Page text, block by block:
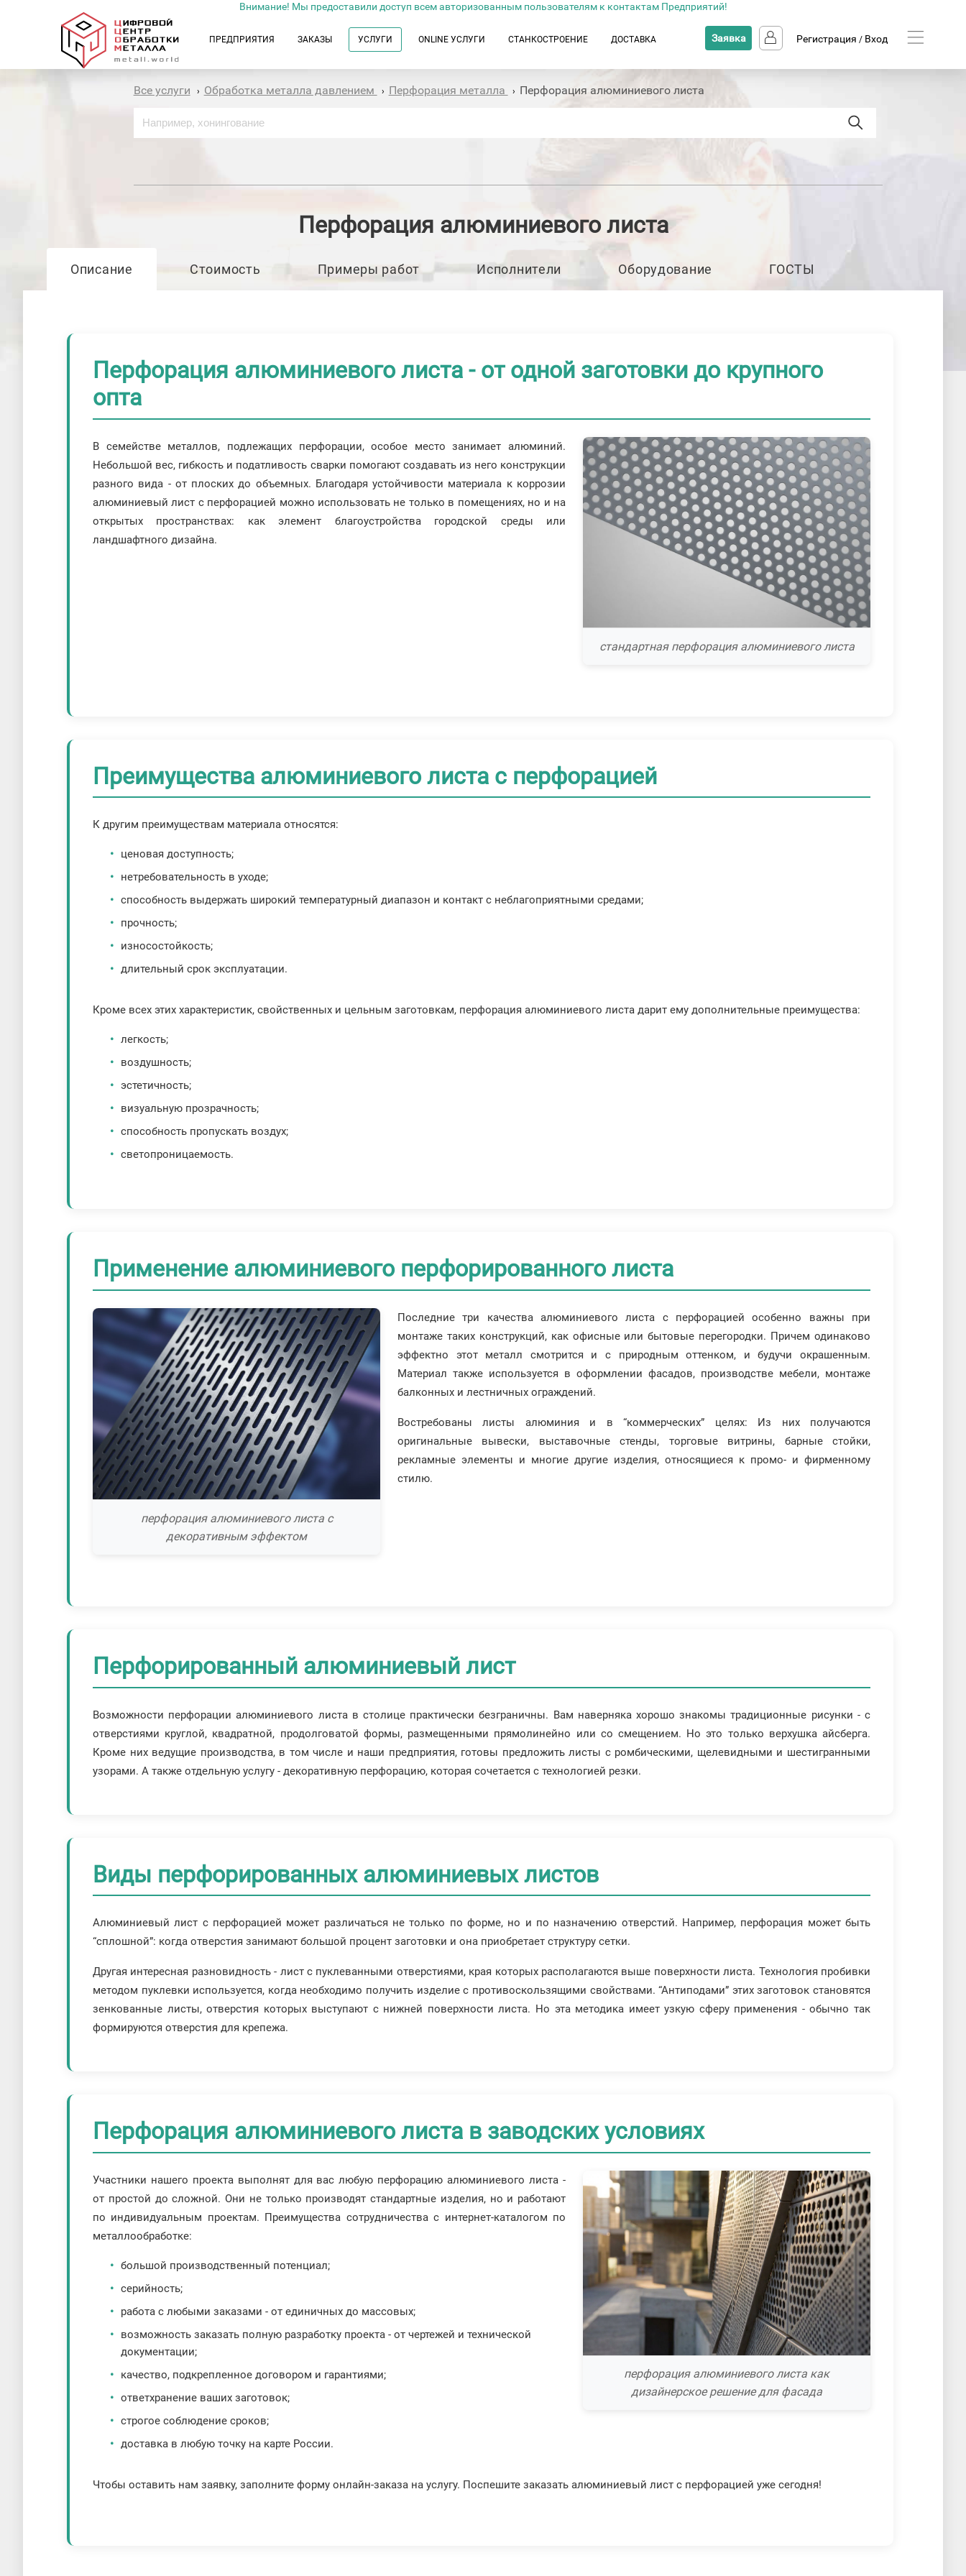
Внимание! Мы предоставили доступ всем авторизованным пользователям к контактам Предприятий!
ПРЕДПРИЯТИЯ ЗАКАЗЫ УСЛУГИ ONLINE УСЛУГИ СТАНКОСТРОЕНИЕ ДОСТАВКА Заявка Регистрация / Вход
Все услуги › Обработка металла давлением › Перфорация металла › Перфорация алюминиевого листа
Перфорация алюминиевого листа
Описание Стоимость Примеры работ Исполнители Оборудование ГОСТЫ
Перфорация алюминиевого листа - от одной заготовки до крупного
опта
стандартная перфорация алюминиевого листа
В семействе металлов, подлежащих перфорации, особое место занимает алюминий.
Небольшой вес, гибкость и податливость сварки помогают создавать из него конструкции
разного вида - от плоских до объемных. Благодаря устойчивости материала к коррозии
алюминиевый лист с перфорацией можно использовать не только в помещениях, но и на
открытых пространствах: как элемент благоустройства городской среды или
ландшафтного дизайна.
Преимущества алюминиевого листа с перфорацией
К другим преимуществам материала относятся:
ценовая доступность;
нетребовательность в уходе;
способность выдержать широкий температурный диапазон и контакт с неблагоприятными средами;
прочность;
износостойкость;
длительный срок эксплуатации.
Кроме всех этих характеристик, свойственных и цельным заготовкам, перфорация алюминиевого листа дарит ему дополнительные преимущества:
легкость;
воздушность;
эстетичность;
визуальную прозрачность;
способность пропускать воздух;
светопроницаемость.
Применение алюминиевого перфорированного листа
перфорация алюминиевого листа с
декоративным эффектом
Последние три качества алюминиевого листа с перфорацией особенно важны при
монтаже таких конструкций, как офисные или бытовые перегородки. Причем одинаково
эффектно этот металл смотрится и с природным оттенком, и будучи окрашенным.
Материал также используется в оформлении фасадов, производстве мебели, монтаже
балконных и лестничных ограждений.
Востребованы листы алюминия и в “коммерческих” целях: Из них получаются
оригинальные вывески, выставочные стенды, торговые витрины, барные стойки,
рекламные элементы и многие другие изделия, относящиеся к промо- и фирменному
стилю.
Перфорированный алюминиевый лист
Возможности перфорации алюминиевого листа в столице практически безграничны. Вам наверняка хорошо знакомы традиционные рисунки - с
отверстиями круглой, квадратной, продолговатой формы, размещенными прямолинейно или со смещением. Но это только верхушка айсберга.
Кроме них ведущие производства, в том числе и наши предприятия, готовы предложить листы с ромбическими, щелевидными и шестигранными
узорами. А также отдельную услугу - декоративную перфорацию, которая сочетается с технологией резки.
Виды перфорированных алюминиевых листов
Алюминиевый лист с перфорацией может различаться не только по форме, но и по назначению отверстий. Например, перфорация может быть
“сплошной”: когда отверстия занимают большой процент заготовки и она приобретает структуру сетки.
Другая интересная разновидность - лист с пуклеванными отверстиями, края которых располагаются выше поверхности листа. Технология пробивки
методом пуклевки используется, когда необходимо получить изделие с противоскользящими свойствами. “Антиподами” этих заготовок становятся
зенкованные листы, отверстия которых выступают с нижней поверхности листа. Но эта методика имеет узкую сферу применения - обычно так
формируются отверстия для крепежа.
Перфорация алюминиевого листа в заводских условиях
перфорация алюминиевого листа как
дизайнерское решение для фасада
Участники нашего проекта выполнят для вас любую перфорацию алюминиевого листа -
от простой до сложной. Они не только производят стандартные изделия, но и работают
по индивидуальным проектам. Преимущества сотрудничества с интернет-каталогом по
металлообработке:
большой производственный потенциал;
серийность;
работа с любыми заказами - от единичных до массовых;
возможность заказать полную разработку проекта - от чертежей и технической
документации;
качество, подкрепленное договором и гарантиями;
ответхранение ваших заготовок;
строгое соблюдение сроков;
доставка в любую точку на карте России.
Чтобы оставить нам заявку, заполните форму онлайн-заказа на услугу. Поспешите заказать алюминиевый лист с перфорацией уже сегодня!